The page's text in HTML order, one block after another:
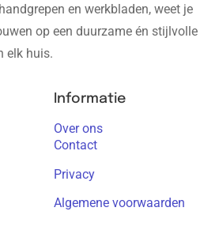
en werkbladen, weet je
op een duurzame én stijlvolle
elk huis.
Informatie
Over ons
Contact
Privacy
Algemene voorwaarden